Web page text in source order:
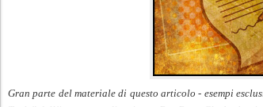
Gran parte del materiale di questo articolo - esempi